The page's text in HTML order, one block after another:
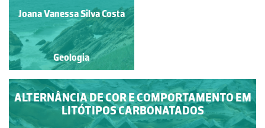
Francisco António Fidalgo
Félix Dias
Geologia
Joana Vanessa Silva Costa
Geologia
ALTERNÂNCIA DE COR E COMPORTAMENTO EM
LITÓTIPOS CARBONATADOS